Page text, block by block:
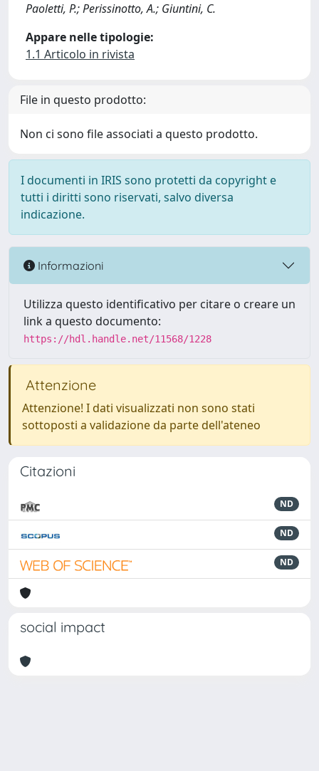
Paoletti, P.; Perissinotto, A.; Giuntini, C.
Appare nelle tipologie:
1.1 Articolo in rivista
File in questo prodotto:
Non ci sono file associati a questo prodotto.
I documenti in IRIS sono protetti da copyright e
tutti i diritti sono riservati, salvo diversa
indicazione.
Informazioni
Utilizza questo identificativo per citare o creare un
link a questo documento:
https://hdl.handle.net/11568/1228
Attenzione
Attenzione! I dati visualizzati non sono stati
sottoposti a validazione da parte dell'ateneo
Citazioni
ND
ND
ND
social impact